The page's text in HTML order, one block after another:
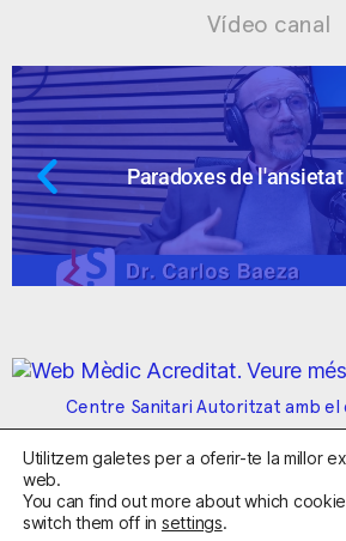
Vídeo canal
Paradoxes de
Centre Sanitari Autoritzat amb el
Avís LegalPolítica de Privacitat
Condicions Generals de
Utilitzem galetes per a oferir-te la millor
web.
You can find out more about which
switch them off in settings.